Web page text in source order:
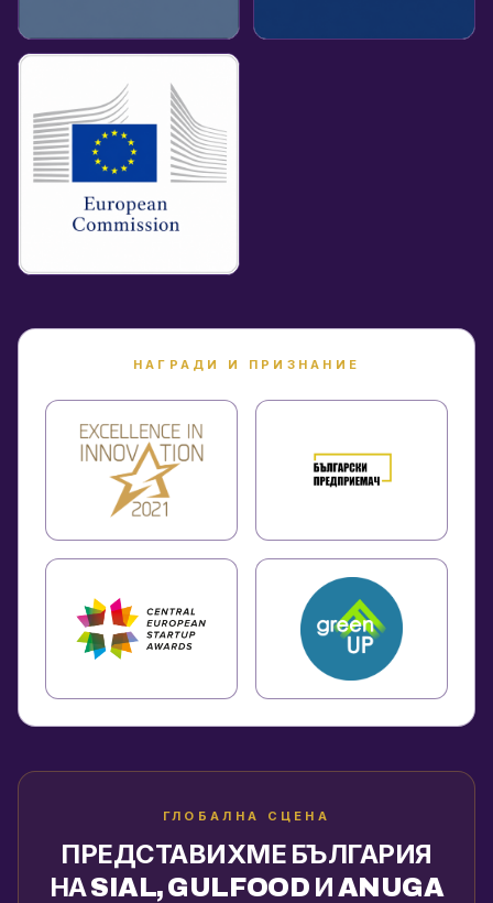
НАГРАДИ И ПРИЗНАНИЕ
ГЛОБАЛНА СЦЕНА
ПРЕДСТАВИХМЕ БЪЛГАРИЯ
НА SIAL, GULFOOD И ANUGA